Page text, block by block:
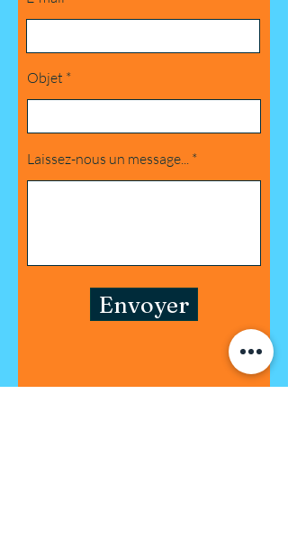
Objet
Laissez-nous un message...
Envoyer